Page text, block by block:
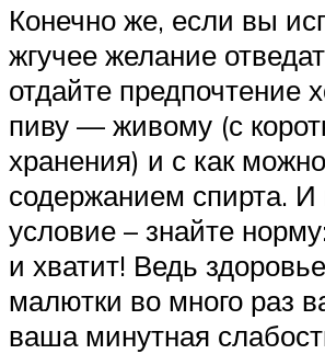
Конечно же, если вы
жгучее желание
отдайте предпочтение
пиву — живому (с
хранения) и с как
содержанием спирта. И
условие – знайте
и хватит! Ведь
малютки во много раз
ваша минутная